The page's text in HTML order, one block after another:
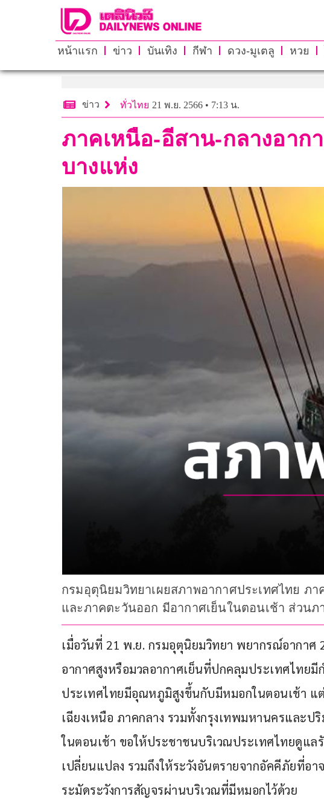
หน้าแรก ข่าว บันเทิง กีฬา ดวง-มูเตลู หวย
ข่าว ทั่วไทย 21 พ.ย. 2566 • 7:13 น.
ภาคเหนือ-อีสาน-กลางอา
บางแห่ง
กรมอุตุนิยมวิทยาเผยสภาพอากาศประเทศไทย ภ
และภาคตะวันออก มีอากาศเย็นในตอนเช้า ส่วน
เมื่อวันที่ 21 พ.ย. กรมอุตุนิยมวิทยา พยากรณ์อากาศ
อากาศสูงหรือมวลอากาศเย็นที่ปกคลุมประเทศไทย
ประเทศไทยมีอุณหภูมิสูงขึ้นกับมีหมอกในตอนเช้า แ
เฉียงเหนือ ภาคกลาง รวมทั้งกรุงเทพมหานครและ
ในตอนเช้า ขอให้ประชาชนบริเวณประเทศไทยดูแ
เปลี่ยนแปลง รวมถึงให้ระวังอันตรายจากอัคคีภัยที่อ
ระมัดระวังการสัญจรผ่านบริเวณที่มีหมอกไว้ด้วย